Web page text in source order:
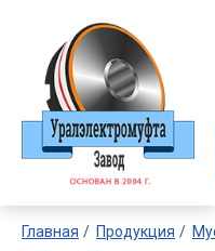
Главная Продукция